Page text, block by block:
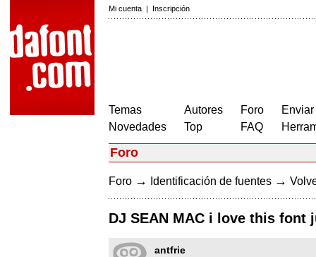
Mi cuenta | Inscripción
Temas
Novedades
Autores
Top
Foro
FAQ
Foro
Foro → Identificación de fuentes →
DJ SEAN MAC i love this font
antfrie